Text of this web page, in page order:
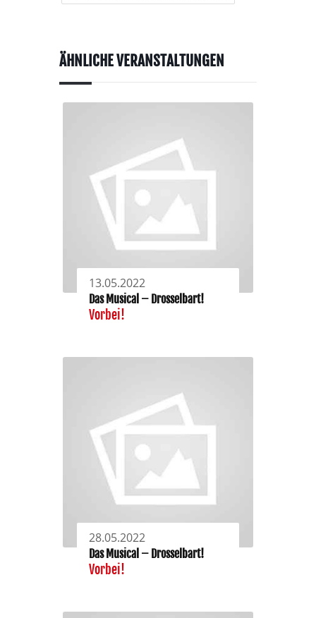
ÄHNLICHE VERANSTALTUNGEN
13.05.2022
Das Musical – Drosselbart!
Vorbei!
28.05.2022
Das Musical – Drosselbart!
Vorbei!